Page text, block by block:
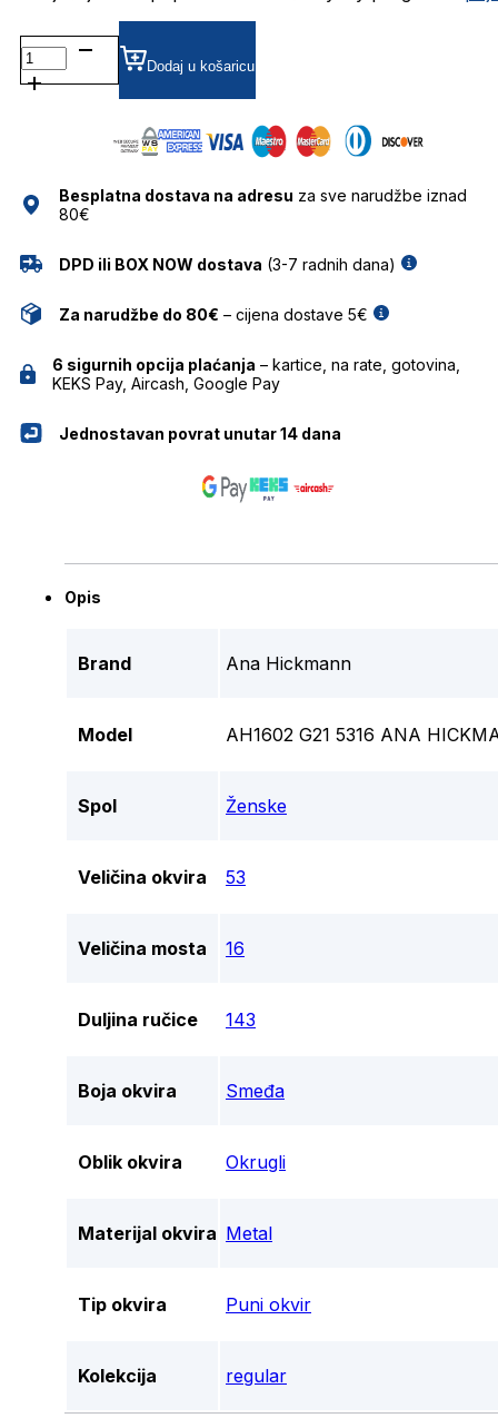
AH1602 DIOPTRIJSKI
OKVIRI
ANA
Dodaj u košaricu
Besplatna dostava na adresu za sve narudžbe iznad
80€
DPD ili BOX NOW dostava (3-7 radnih dana)
Za narudžbe do 80€ – cijena dostave 5€
6 sigurnih opcija plaćanja – kartice, na rate, gotovina,
KEKS Pay, Aircash, Google Pay
Jednostavan povrat unutar 14 dana
Opis
Brand Ana Hickmann
Model AH1602 G21 5316 ANA
Spol Ženske
Veličina okvira 53
Veličina mosta 16
Duljina ručice 143
Boja okvira Smeđa
Oblik okvira Okrugli
Materijal okvira Metal
Tip okvira Puni okvir
Kolekcija regular